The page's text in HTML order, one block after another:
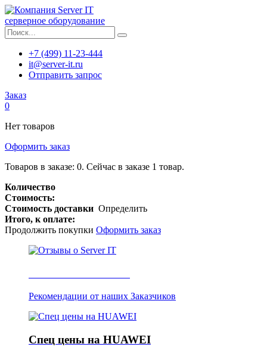
серверное оборудование
+7 (499) 11-23-444
it@server-it.ru
Отправить запрос
Заказ
0
Нет товаров
Оформить заказ
Товаров в заказе: 0. Сейчас в заказе 1 товар.
Количество
Стоимость:
Стоимость доставки Определить
Итого, к оплате:
Продолжить покупки Оформить заказ
Рекомендации от наших Заказчиков
Спец цены на HUAWEI